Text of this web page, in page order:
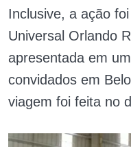
Inclusive, a ação
Universal Orlando
apresentada em
convidados em
viagem foi feita no